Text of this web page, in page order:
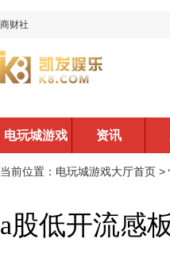
商财社
电玩城游戏
大厅首页
资讯
当前位置： 电玩城游戏大厅首页 >
a股低开流感